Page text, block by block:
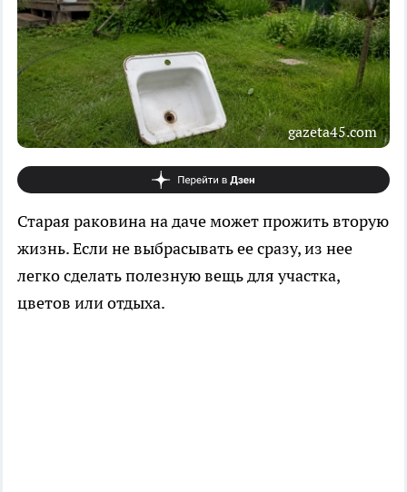
gazeta45.com
Старая раковина на даче может прожить вторую
жизнь. Если не выбрасывать ее сразу, из нее
легко сделать полезную вещь для участка,
цветов или отдыха.